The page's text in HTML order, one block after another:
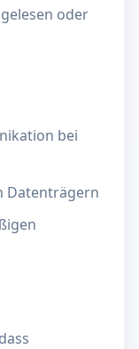
oder
bei
Datenträgern